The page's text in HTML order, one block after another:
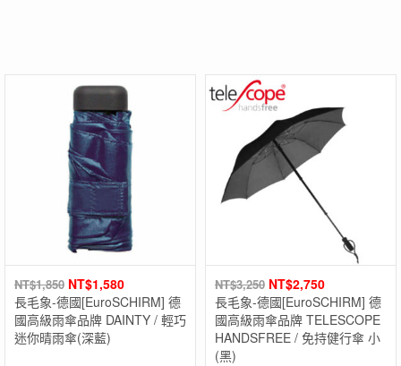
NT$1,850 NT$1,580
長毛象-德國[EuroSCHIRM] 德
國高級雨傘品牌 DAINTY / 輕巧
迷你晴雨傘(深藍)
NT$3,250 NT$2,750
長毛象-德國[EuroSCHIRM] 德
國高級雨傘品牌 TELESCOPE
HANDSFREE / 免持健行傘 小
(黑)